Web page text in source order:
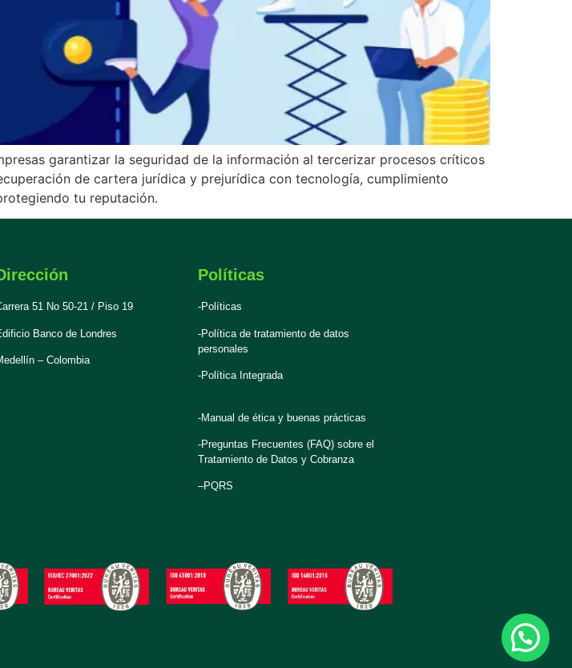
garantizar la seguridad de la información al tercerizar procesos críticos
de cartera jurídica y prejurídica con tecnología, cumplimiento
tu reputación.
51 No 50-21 / Piso 19
Banco de Londres
– Colombia
Políticas
-Políticas
-Política de tratamiento de datos
personales
-Política Integrada
-Manual de ética y buenas prácticas
-Preguntas Frecuentes (FAQ) sobre el
Tratamiento de Datos y Cobranza
–PQRS